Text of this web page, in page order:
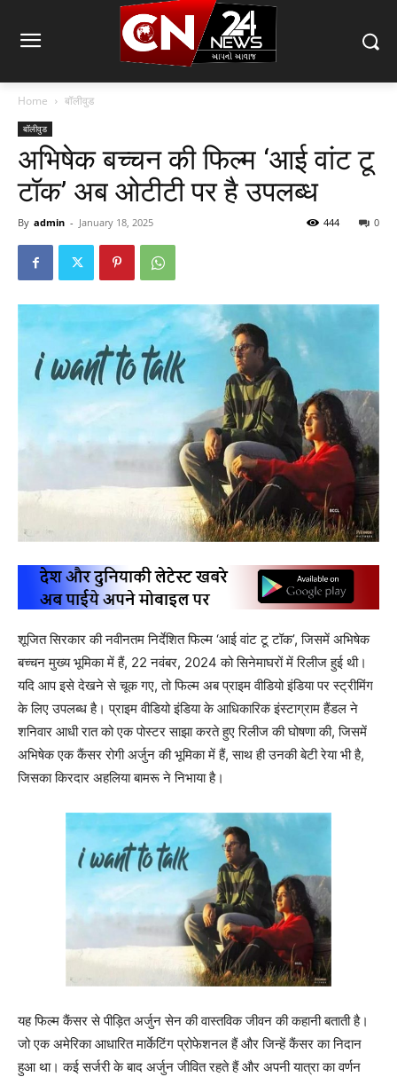
Home बॉलीवुड
बॉलीवुड
अभिषेक बच्चन की फिल्म ‘आई वांट टू
टॉक’ अब ओटीटी पर है उपलब्ध
By admin - January 18, 2025 0
444
शूजित सिरकार की नवीनतम निर्देशित फिल्म ‘आई वांट टू टॉक’, जिसमें अभिषेक
बच्चन मुख्य भूमिका में हैं, 22 नवंबर, 2024 को सिनेमाघरों में रिलीज हुई थी।
यदि आप इसे देखने से चूक गए, तो फिल्म अब प्राइम वीडियो इंडिया पर स्ट्रीमिंग
के लिए उपलब्ध है। प्राइम वीडियो इंडिया के आधिकारिक इंस्टाग्राम हैंडल ने
शनिवार आधी रात को एक पोस्टर साझा करते हुए रिलीज की घोषणा की, जिसमें
अभिषेक एक कैंसर रोगी अर्जुन की भूमिका में हैं, साथ ही उनकी बेटी रेया भी है,
जिसका किरदार अहलिया बामरू ने निभाया है।
यह फिल्म कैंसर से पीड़ित अर्जुन सेन की वास्तविक जीवन की कहानी बताती है।
जो एक अमेरिका आधारित मार्केटिंग प्रोफेशनल हैं और जिन्हें कैंसर का निदान
हुआ था। कई सर्जरी के बाद अर्जुन जीवित रहते हैं और अपनी यात्रा का वर्णन